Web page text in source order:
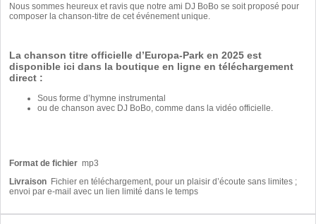
Nous sommes heureux et ravis que notre ami DJ BoBo se soit proposé pour
composer la chanson-titre de cet événement unique.
La chanson titre officielle d’Europa-Park en 2025 est
disponible ici dans la boutique en ligne en téléchargement
direct :
Sous forme d’hymne instrumental
ou de chanson avec DJ BoBo, comme dans la vidéo officielle.
Format de fichier mp3
Livraison Fichier en téléchargement, pour un plaisir d’écoute sans limites ;
envoi par e-mail avec un lien limité dans le temps